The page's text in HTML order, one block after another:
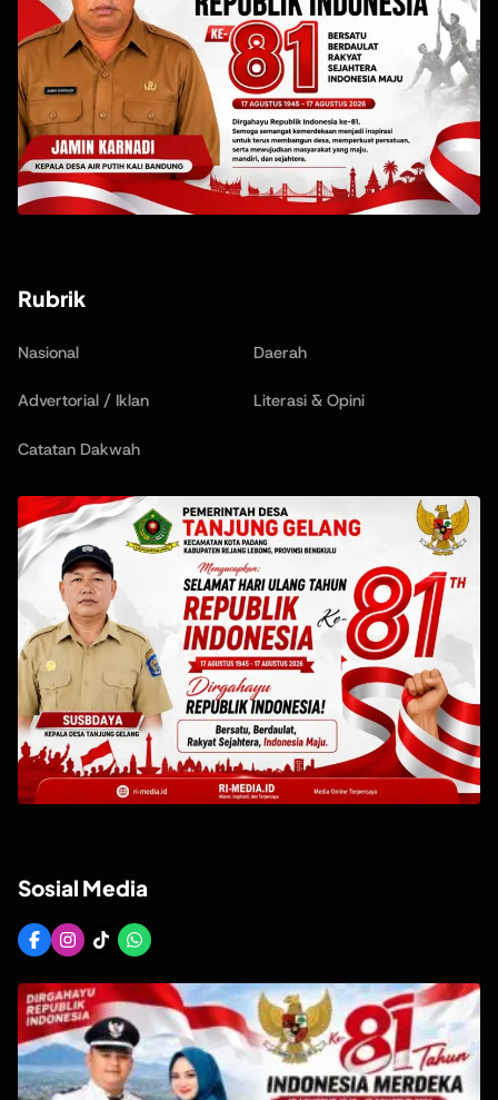
Rubrik
Nasional Daerah
Advertorial / Iklan Literasi & Opini
Catatan Dakwah
Sosial Media